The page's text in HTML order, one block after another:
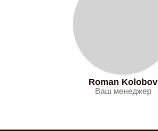
Roman Kolobov
Ваш менеджер